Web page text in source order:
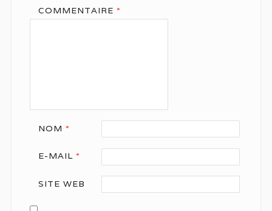
COMMENTAIRE *
NOM *
E-MAIL *
SITE WEB